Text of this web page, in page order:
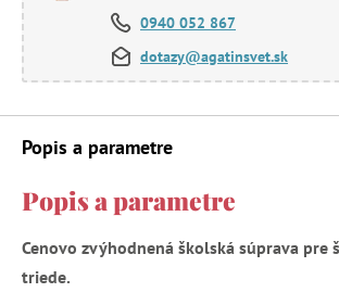
0940 052 867
dotazy@agatinsvet.sk
Popis a parametre
Popis a parametre
Cenovo zvýhodnená školská súprava pre
triede.